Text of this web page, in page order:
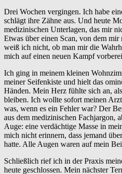
Drei Wochen vergingen. Ich habe
schlägt ihre Zähne aus. Und heute
medizinischen Unterlagen, das mir
Etwas über einen Scan, von dem
weiß ich nicht, ob man mir die
mich auf einen neuen Kampf
Ich ging in meinem kleinen
meiner Seifenkiste und hielt das
Händen. Mein Herz fühlte sich an,
bleiben. Ich wollte sofort meinen
was, wenn es ein Fehler war? Der
aus dem medizinischen Fachjargon,
Auge: eine verdächtige Masse in
mich nicht erinnern, dass jemand
hatte. Alle Augen waren auf mein
Schließlich rief ich in der Praxis
heute geschlossen. Mein nächster